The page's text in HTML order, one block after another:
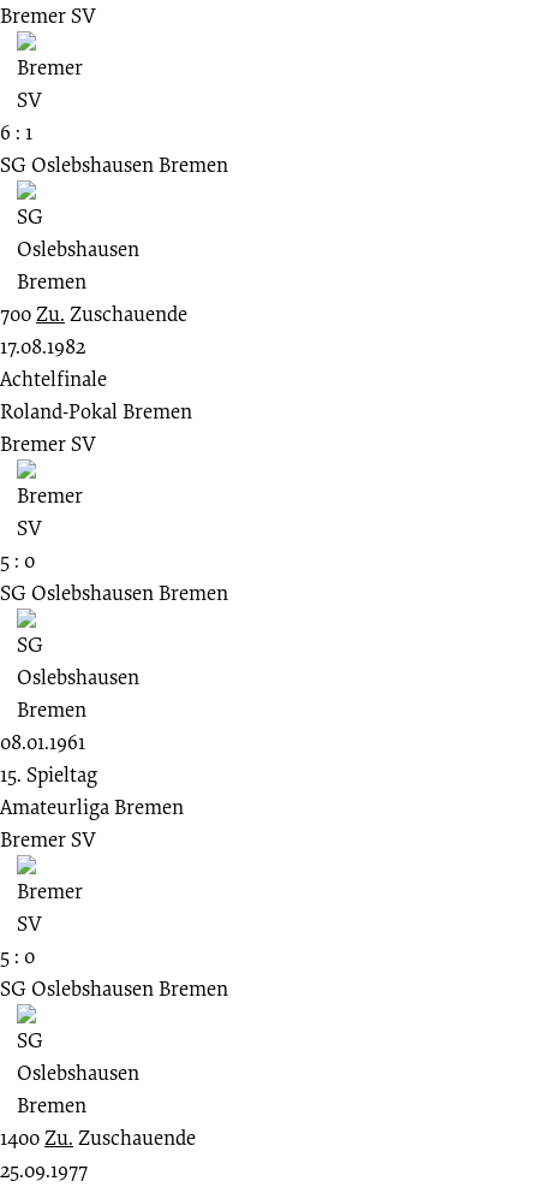
Bremer SV
6 : 1
SG Oslebshausen Bremen
700Zu. Zuschauende
17.08.1982
Achtelfinale
Roland-Pokal Bremen
Bremer SV
5 : 0
SG Oslebshausen Bremen
08.01.1961
15. Spieltag
Amateurliga Bremen
Bremer SV
5 : 0
SG Oslebshausen Bremen
1400Zu. Zuschauende
25.09.1977